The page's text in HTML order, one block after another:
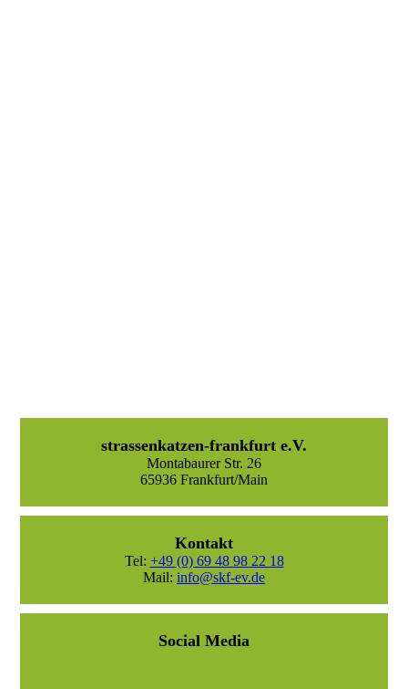
strassenkatzen-frankfurt e.V.
Montabaurer Str. 26
65936 Frankfurt/Main
Kontakt
Tel: +49 (0) 69 48 98 22 18
Mail: info@skf-ev.de
Social Media